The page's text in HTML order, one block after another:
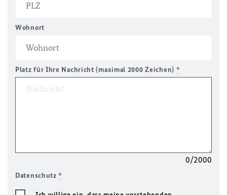
Wohnort
Platz für Ihre Nachricht (maximal 2000 Zeichen) *
0/2000
Datenschutz*